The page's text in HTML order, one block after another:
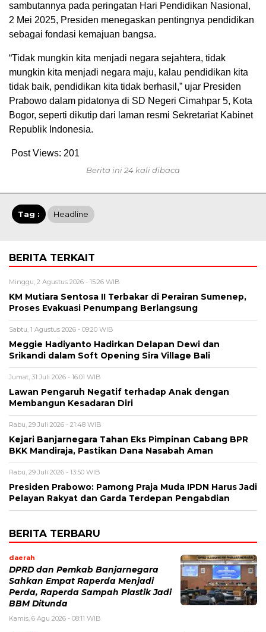
sambutannya pada peringatan Hari Pendidikan Nasional,
2 Mei 2025, Presiden menegaskan pentingnya pendidikan
sebagai fondasi kemajuan bangsa.
“Tidak mungkin kita menjadi negara sejahtera, tidak
mungkin kita menjadi negara maju, kalau pendidikan kita
tidak baik, pendidikan kita tidak berhasil,” ujar Presiden
Prabowo dalam pidatonya di SD Negeri Cimahpar 5, Kota
Bogor, seperti dikutip dari laman resmi Sekretariat Kabinet
Republik Indonesia.
Post Views: 201
Berita ini 24 kali dibaca
Tag : Headline
BERITA TERKAIT
Minggu, 2 Agustus 2026 - 15:26 WIB
KM Mutiara Sentosa II Terbakar di Perairan Sumenep,
Proses Evakuasi Penumpang Berlangsung
Sabtu, 1 Agustus 2026 - 09:20 WIB
Meggie Hadiyanto Hadirkan Delapan Dewi dan
Srikandi dalam Soft Opening Sira Village Bali
Jumat, 31 Juli 2026 - 16:01 WIB
Lawan Pengaruh Negatif terhadap Anak dengan
Membangun Kesadaran Diri
Rabu, 29 Juli 2026 - 21:48 WIB
Kejari Banjarnegara Tahan Eks Pimpinan Cabang BPR
BKK Mandiraja, Pastikan Dana Nasabah Aman
Rabu, 29 Juli 2026 - 13:50 WIB
Presiden Prabowo: Pamong Praja Muda IPDN Harus Jadi
Pelayan Rakyat dan Garda Terdepan Pengabdian
BERITA TERBARU
daerah
DPRD dan Pemkab Banjarnegara
Sahkan Empat Raperda Menjadi
Perda, Raperda Sampah Plastik Jadi
BBM Ditunda
Kamis, 6 Agu 2026 - 08:11 WIB